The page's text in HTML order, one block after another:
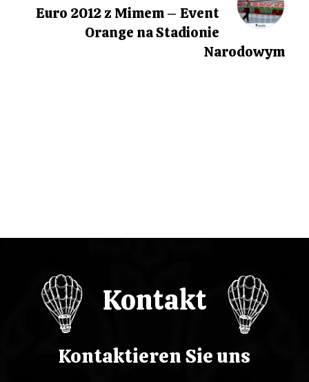
Post
Euro 2012 z Mimem – Event
Orange na Stadionie
Narodowym
Kontakt
Kontaktieren Sie uns